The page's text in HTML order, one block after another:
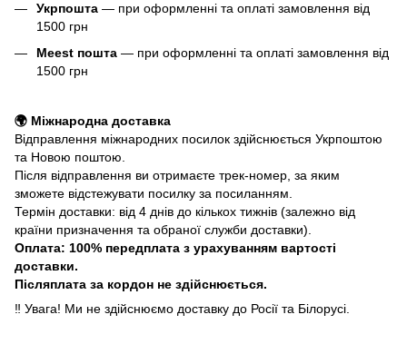
Укрпошта — при оформленні та оплаті замовлення від
1500 грн
Meest пошта — при оформленні та оплаті замовлення від
1500 грн
🌍 Міжнародна доставка
Відправлення міжнародних посилок здійснюється Укрпоштою
та Новою поштою.
Після відправлення ви отримаєте трек-номер, за яким
зможете відстежувати посилку за посиланням.
Термін доставки: від 4 днів до кількох тижнів (залежно від
країни призначення та обраної служби доставки).
Оплата: 100% передплата з урахуванням вартості
доставки.
Післяплата за кордон не здійснюється.
‼️ Увага! Ми не здійснюємо доставку до Росії та Білорусі.